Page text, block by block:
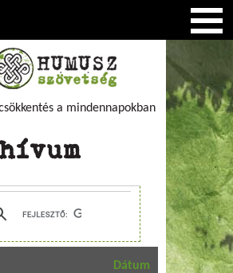
a mindennapokban
Dátum